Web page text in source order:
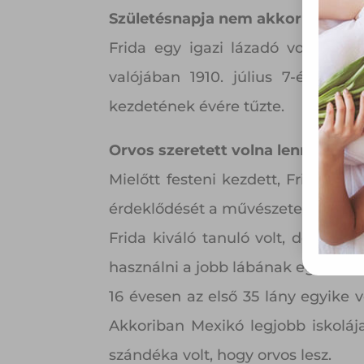
Születésnapja nem akkor van,
Frida egy igazi lázadó volt. Bár
valójában 1910. július 7-én.
kezdetének évére tűzte.
Orvos szeretett volna lenni
Mielőtt festeni kezdett, Frida
érdeklődését a művészetek iránt,
Frida kiváló tanuló volt, de 6
használni a jobb lábának egy
16 évesen az első 35 lány egyike
Akkoriban Mexikó legjobb
szándéka volt, hogy orvos lesz.